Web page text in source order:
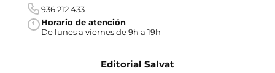
936 212 433
Horario de atención
De lunes a viernes de 9h a 19h
Editorial Salvat